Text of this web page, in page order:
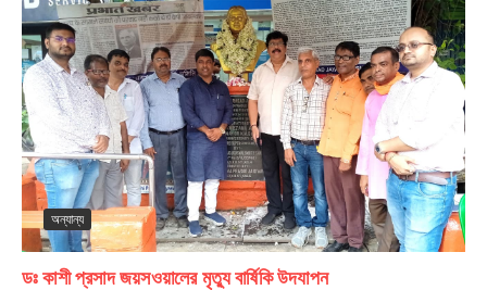
অন্যান্য
ডঃ কাশী প্রসাদ জয়সওয়ালের মৃত্যু বার্ষিকি উদযাপন